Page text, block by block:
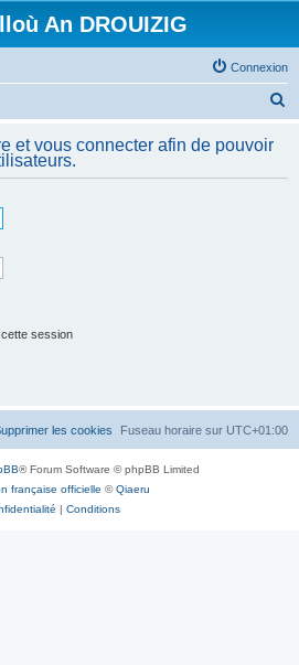
An DROUIZIG
Connexion
h
et vous connecter afin de pouvoir
session
Fuseau horaire sur UTC+01:00
les cookies
® Forum Software © phpBB Limited
française officielle ©Qiaeru
| Conditions